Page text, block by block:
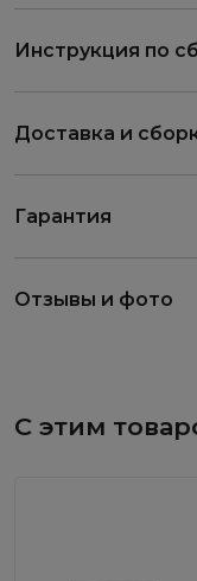
Инструкция по
Доставка и
Гарантия
Отзывы и фото
С этим